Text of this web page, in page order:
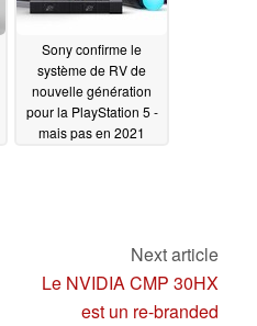
Sony confirme le
système de RV de
nouvelle génération
pour la PlayStation 5 -
mais pas en 2021
Next article
Le NVIDIA CMP 30HX
est un re-branded